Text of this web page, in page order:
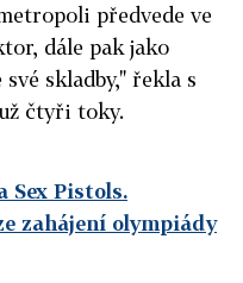
předvede ve
dále pak jako
skladby," řekla s
čtyři toky.
Sex Pistols.
zahájení olympiády